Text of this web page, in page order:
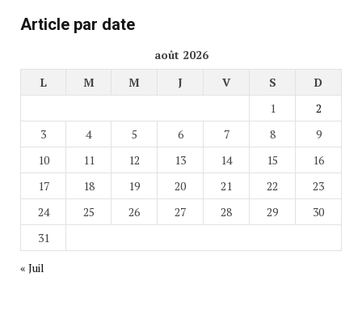
Article par date
août 2026
L
M M J V S
D
1
2
3
4 5 6 7 8
9
10
11 12 13 14 15
16
17
18 19 20 21 22
23
24
25 26 27 28 29
30
31
« Juil